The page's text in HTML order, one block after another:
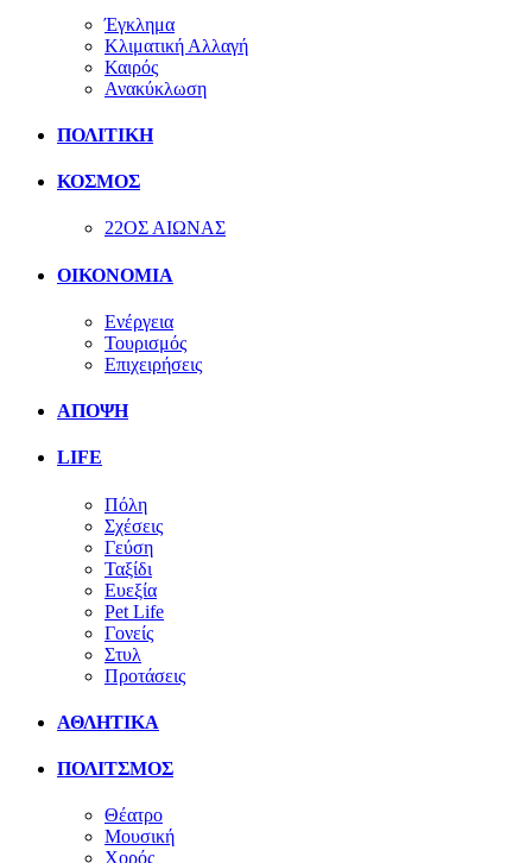
Έγκλημα
Κλιματική Αλλαγή
Καιρός
Ανακύκλωση
ΠΟΛΙΤΙΚΗ
ΚΟΣΜΟΣ
22ΟΣ ΑΙΩΝΑΣ
ΟΙΚΟΝΟΜΙΑ
Ενέργεια
Τουρισμός
Επιχειρήσεις
ΑΠΟΨΗ
LIFE
Πόλη
Σχέσεις
Γεύση
Ταξίδι
Ευεξία
Pet Life
Γονείς
Στυλ
Προτάσεις
ΑΘΛΗΤΙΚΑ
ΠΟΛΙΤΣΜΟΣ
Θέατρο
Μουσική
Χορός